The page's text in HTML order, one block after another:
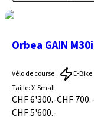
Orbea GAIN M30i
Vélo de course
E-Bike
Taille:X-Small
CHF 6'300.-CHF 700.-
CHF 5'600.-